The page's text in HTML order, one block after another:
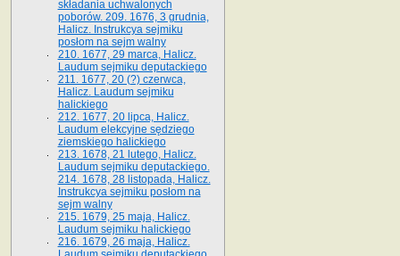
składania uchwalonych
poborów. 209. 1676, 3 grudnia,
Halicz. Instrukcya sejmiku
posłom na sejm walny
210. 1677, 29 marca, Halicz.
Laudum sejmiku deputackiego
211. 1677, 20 (?) czerwca,
Halicz. Laudum sejmiku
halickiego
212. 1677, 20 lipca, Halicz.
Laudum elekcyjne sędziego
ziemskiego halickiego
213. 1678, 21 lutego, Halicz.
Laudum sejmiku deputackiego.
214. 1678, 28 listopada, Halicz.
Instrukcya sejmiku posłom na
sejm walny
215. 1679, 25 maja, Halicz.
Laudum sejmiku halickiego
216. 1679, 26 maja, Halicz.